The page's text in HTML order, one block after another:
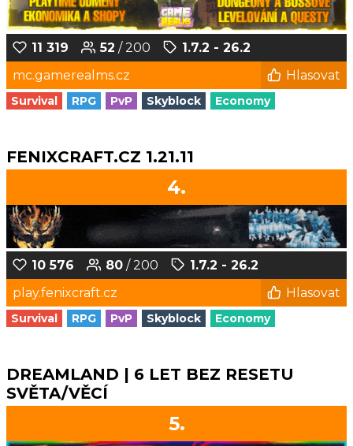
11 319 52 / 200
1.7.2 - 26.2
mc.gamerealms.cz
Hlasovat
Survival RPG PvP Skyblock Economy
FENIXCRAFT.CZ 1.21.11
4.
10 576 80 / 200
1.7.2 - 26.2
play.fenixcraft.cz
Hlasovat
Survival RPG PvP Skyblock Economy
DREAMLAND | 6 LET BEZ RESETU
SVĚTA/VĚCÍ
5.